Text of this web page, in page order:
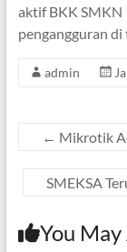
aktif BKK SMKN
pengangguran
admin
← Mikrotik
SMEKSA
You